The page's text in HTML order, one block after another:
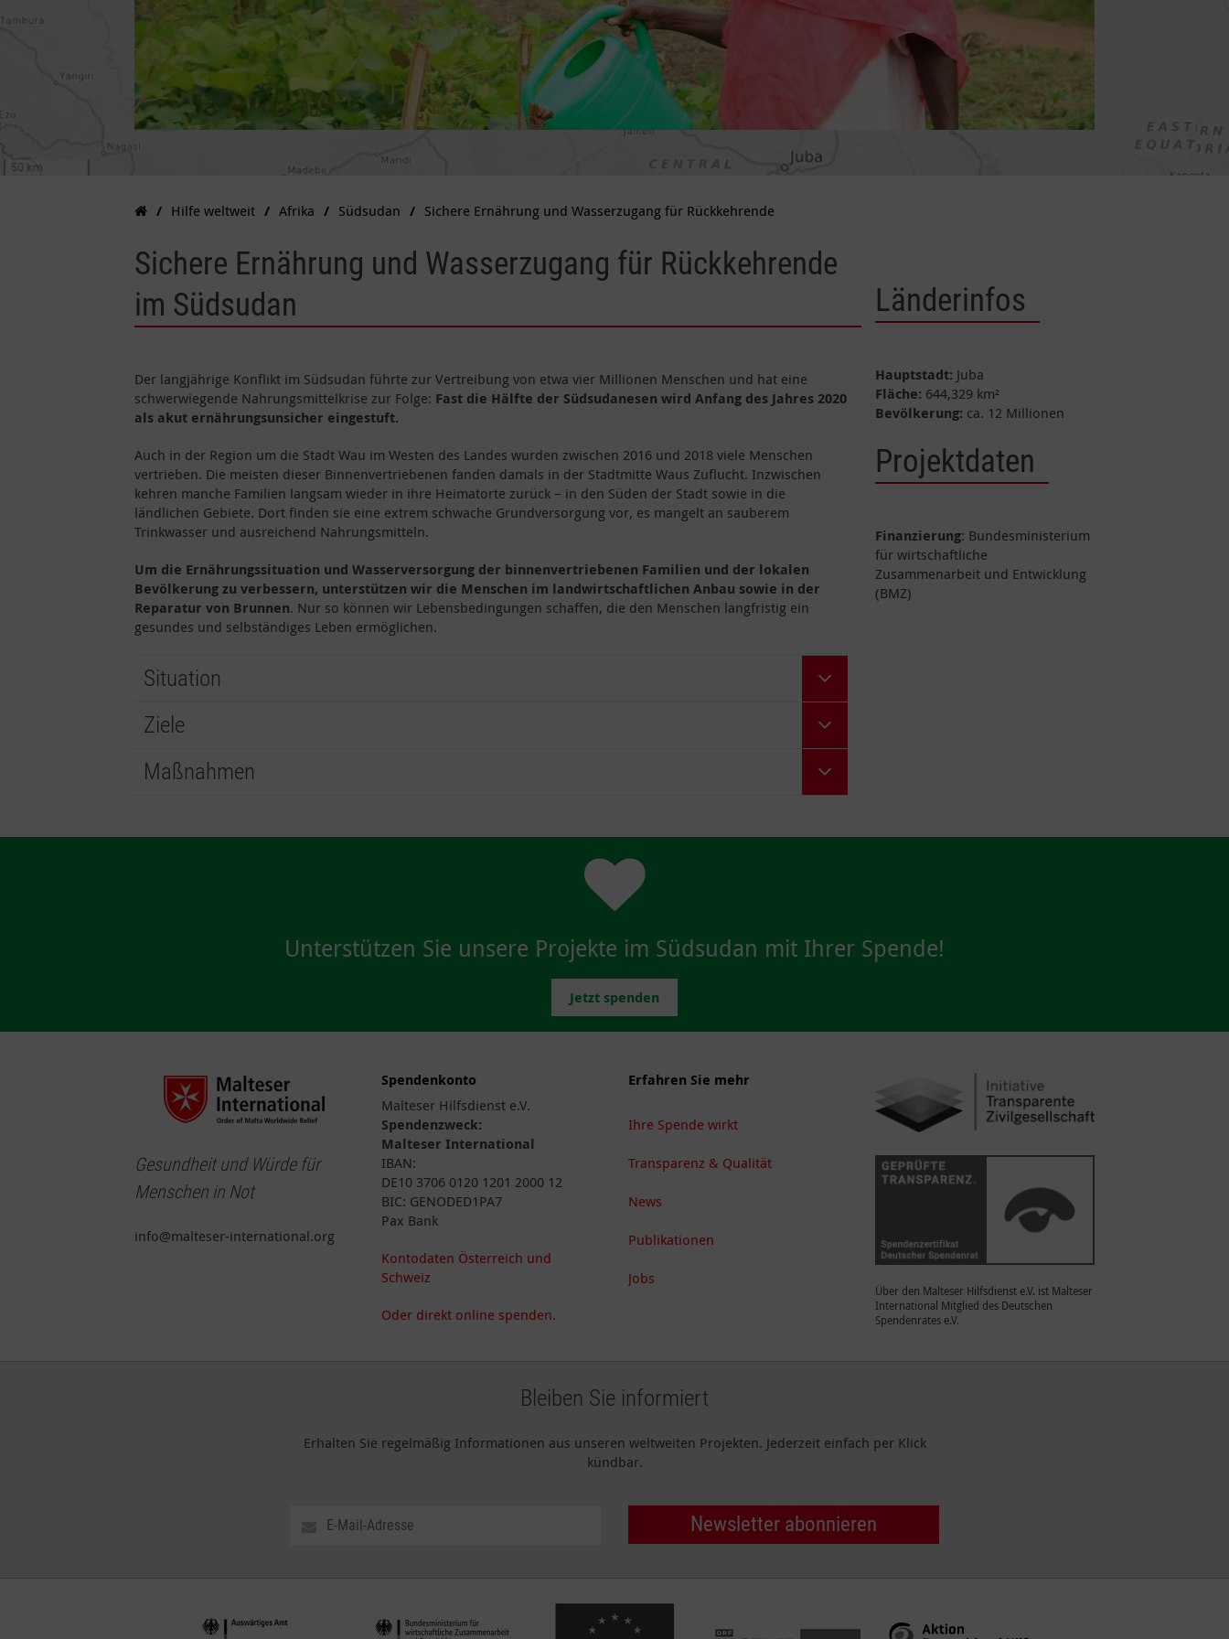
Hilfe weltweit Afrika Südsudan Sichere Ernährung und Wasserzugang für Rückkehrende
Sichere Ernährung und Wasserzugang für Rückkehrende
im Südsudan
Der langjährige Konflikt im Südsudan führte zur Vertreibung von etwa vier Millionen Menschen und hat eine
schwerwiegende Nahrungsmittelkrise zur Folge: Fast die Hälfte der Südsudanesen wird Anfang des Jahres 2020
als akut ernährungsunsicher eingestuft.
Auch in der Region um die Stadt Wau im Westen des Landes wurden zwischen 2016 und 2018 viele Menschen
vertrieben. Die meisten dieser Binnenvertriebenen fanden damals in der Stadtmitte Waus Zuflucht. Inzwischen
kehren manche Familien langsam wieder in ihre Heimatorte zurück – in den Süden der Stadt sowie in die
ländlichen Gebiete. Dort finden sie eine extrem schwache Grundversorgung vor, es mangelt an sauberem
Trinkwasser und ausreichend Nahrungsmitteln.
Um die Ernährungssituation und Wasserversorgung der binnenvertriebenen Familien und der lokalen
Bevölkerung zu verbessern, unterstützen wir die Menschen im landwirtschaftlichen Anbau sowie in der
Reparatur von Brunnen. Nur so können wir Lebensbedingungen schaffen, die den Menschen langfristig ein
gesundes und selbständiges Leben ermöglichen.
Situation
Ziele
Maßnahmen
Länderinfos
Hauptstadt: Juba
Fläche: 644,329 km²
Bevölkerung: ca. 12 Millionen
Projektdaten
Finanzierung: Bundesministerium
für wirtschaftliche
Zusammenarbeit und Entwicklung
(BMZ)
Unterstützen Sie unsere Projekte im Südsudan mit Ihrer Spende!
Jetzt spenden
Gesundheit und Würde für
Menschen in Not
info@malteser-international.org
Spendenkonto
Malteser Hilfsdienst e.V.
Spendenzweck:
Malteser International
IBAN:
DE10 3706 0120 1201 2000 12
BIC: GENODED1PA7
Pax Bank
Kontodaten Österreich und
Schweiz
Oder direkt online spenden.
Erfahren Sie mehr
Ihre Spende wirkt
Transparenz & Qualität
News
Publikationen
Jobs
Über den Malteser Hilfsdienst e.V. ist Malteser
International Mitglied des Deutschen
Spendenrates e.V.
Bleiben Sie informiert
Erhalten Sie regelmäßig Informationen aus unseren weltweiten Projekten. Jederzeit einfach per Klick
kündbar.
Newsletter abonnieren